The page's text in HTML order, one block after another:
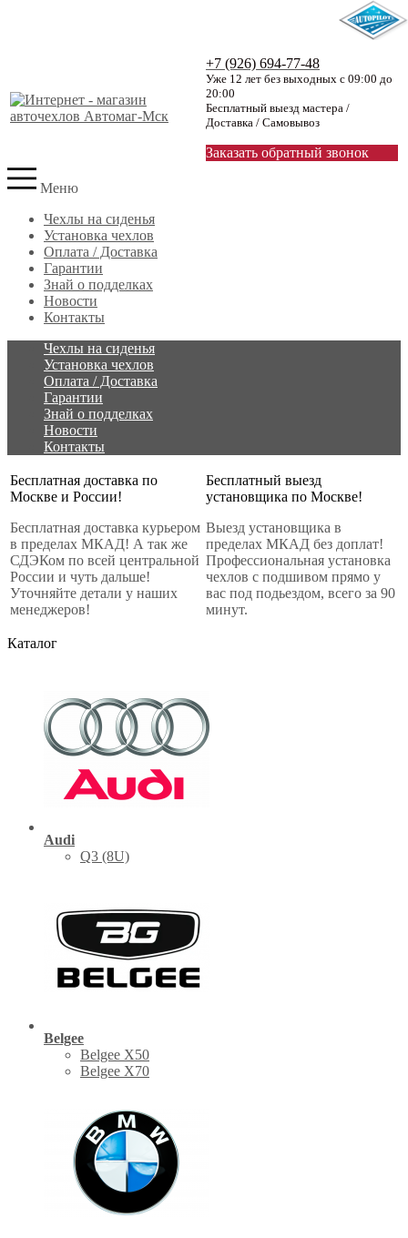
+7 (926) 694-77-48
Уже 12 лет без выходных с 09:00 до
20:00
Бесплатный выезд мастера /
Доставка / Самовывоз
Заказать обратный звонок
Меню
Чехлы на сиденья
Установка чехлов
Оплата / Доставка
Гарантии
Знай о подделках
Новости
Контакты
Чехлы на сиденья
Установка чехлов
Оплата / Доставка
Гарантии
Знай о подделках
Новости
Контакты
Бесплатная доставка по
Москве и России!
Бесплатная доставка курьером
в пределах МКАД! А так же
СДЭКом по всей центральной
России и чуть дальше!
Уточняйте детали у наших
менеджеров!
Бесплатный выезд
установщика по Москве!
Выезд установщика в
пределах МКАД без доплат!
Профессиональная установка
чехлов с подшивом прямо у
вас под подьездом, всего за 90
минут.
Каталог
Audi
Q3 (8U)
Belgee
Belgee X50
Belgee X70